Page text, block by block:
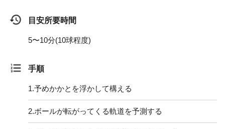
目安所要時間
5〜10分(10球程度)
手順
1.予めかかとを浮かして構える
2.ボールが転がってくる軌道を予測する